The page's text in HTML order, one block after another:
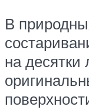
В
на десятки